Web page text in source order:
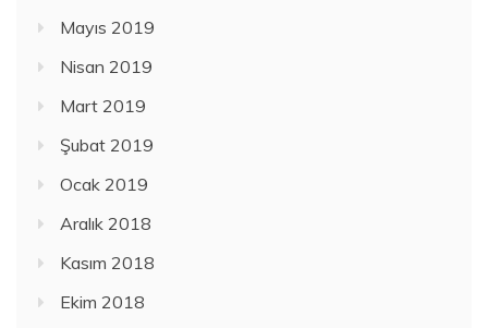
Mayıs 2019
Nisan 2019
Mart 2019
Şubat 2019
Ocak 2019
Aralık 2018
Kasım 2018
Ekim 2018